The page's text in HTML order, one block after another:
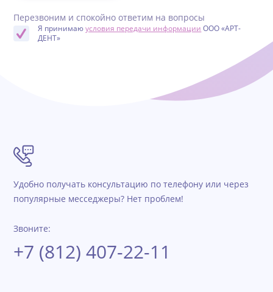
Перезвоним и спокойно ответим на вопросы
Я принимаюусловия передачи информации ООО «АРТ-
ДЕНТ»
Удобно получать консультацию по телефону или через
популярные месседжеры? Нет проблем!
Звоните:
+7 (812) 407-22-11